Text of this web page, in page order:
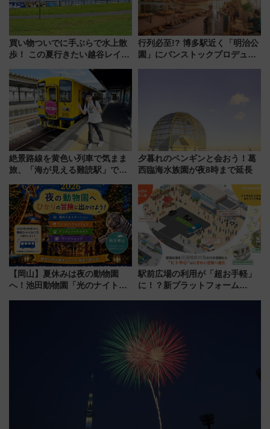
買い物ついでに手ぶらで水上散
歩！ この夏行きたい越谷レイク
ア「LAKESIDE PARK」（埼玉
県越谷市）
行列必至!? 博多駅近く「明治公
園」にパンストックプロデュー
絶景路線を黄色い列車で気まま
旅、「海が見える難読駅」で幸
「新・鉄道ひとり旅」279回目
の舞台は「島原鉄道」
夕暮れのペンギンと会おう！葛
西臨海水族園が夜8時まで延長
【岡山】夏休みは夜の動物園
へ！池田動物園「光のナイトズ
駅前広場の利用が「超お手軽」
に！？新プラットフォーム
どに【JR東日本】